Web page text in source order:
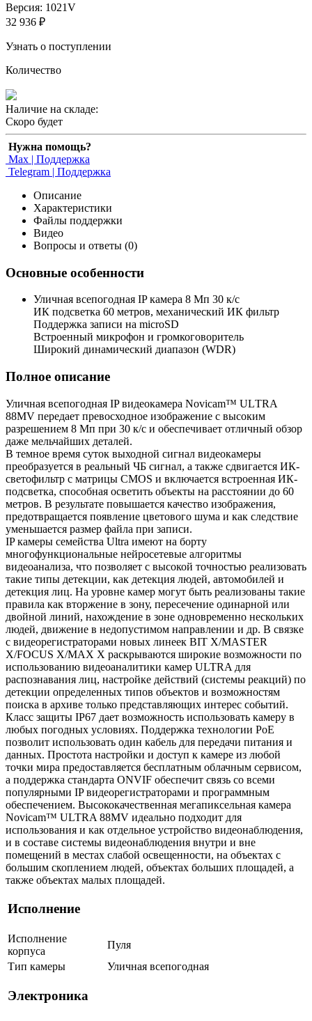
Версия: 1021V
32 936 ₽
Узнать о поступлении
Количество
Наличие на складе:
Скоро будет
Нужна помощь?
Max | Поддержка
Telegram | Поддержка
Описание
Характеристики
Файлы поддержки
Видео
Вопросы и ответы (0)
Основные особенности
Уличная всепогодная IP камера 8 Мп 30 к/с
ИК подсветка 60 метров, механический ИК фильтр
Поддержка записи на microSD
Встроенный микрофон и громкоговоритель
Широкий динамический диапазон (WDR)
Полное описание
Уличная всепогодная IP видеокамера Novicam™ ULТRA
88MV передает превосходное изображение с высоким
разрешением 8 Мп при 30 к/с и обеспечивает отличный обзор
даже мельчайших деталей.
В темное время суток выходной сигнал видеокамеры
преобразуется в реальный ЧБ сигнал, а также сдвигается ИК-
светофильтр с матрицы CMOS и включается встроенная ИК-
подсветка, способная осветить объекты на расстоянии до 60
метров. В результате повышается качество изображения,
предотвращается появление цветового шума и как следствие
уменьшается размер файла при записи.
IP камеры семейства Ultra имеют на борту
многофункциональные нейросетевые алгоритмы
видеоанализа, что позволяет с высокой точностью реализовать
такие типы детекции, как детекция людей, автомобилей и
детекция лиц. На уровне камер могут быть реализованы такие
правила как вторжение в зону, пересечение одинарной или
двойной линий, нахождение в зоне одновременно нескольких
людей, движение в недопустимом направлении и др. В связке
с видеорегистраторами новых линеек BIT X/MASTER
X/FOCUS X/MAX X раскрываются широкие возможности по
использованию видеоаналитики камер ULTRA для
распознавания лиц, настройке действий (системы реакций) по
детекции определенных типов объектов и возможностям
поиска в архиве только представляющих интерес событий.
Класс защиты IР67 дает возможность использовать камеру в
любых погодных условиях. Поддержка технологии РоЕ
позволит использовать один кабель для передачи питания и
данных. Простота настройки и доступ к камере из любой
точки мира предоставляется бес­платным облачным сервисом,
а поддержка стандарта ONVIF обеспечит связь со всеми
популярными IP видеорегистраторами и программным
обеспечением. Высококачественная мегапиксельная камера
Novicam™ ULTRA 88MV идеально подходит для
использования и как отдельное устройство видеонаблюдения,
и в составе системы видеонаблюдения внутри и вне
помещений в местах слабой освещенности, на объектах с
большим скоплением людей, объектах больших площадей, а
также объектах малых площадей.
Исполнение
Исполнение
корпуса
Пуля
Тип камеры
Уличная всепогодная
Электроника